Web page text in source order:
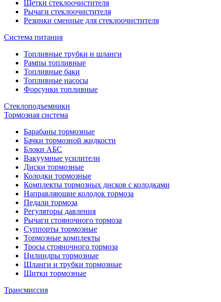
Щетки стеклоочистителя
Рычаги стеклоочистителя
Резинки сменные для стеклоочистителя
Система питания
Топливные трубки и шланги
Рампы топливные
Топливные баки
Топливные насосы
Форсунки топливные
Стеклоподъемники
Тормозная система
Барабаны тормозные
Бачки тормозной жидкости
Блоки АБС
Вакуумные усилители
Диски тормозные
Колодки тормозные
Комплекты тормозных дисков с колодками
Направляющие колодок тормоза
Педали тормоза
Регуляторы давления
Рычаги стояночного тормоза
Суппорты тормозные
Тормозные комплекты
Тросы стояночного тормоза
Цилиндры тормозные
Шланги и трубки тормозные
Щитки тормозные
Трансмиссия